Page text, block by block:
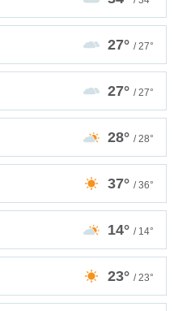
27° / 27°
27° / 27°
28° / 28°
37° / 36°
14° / 14°
23° / 23°